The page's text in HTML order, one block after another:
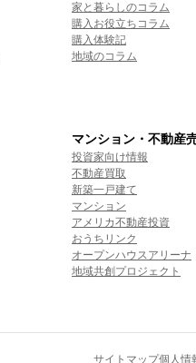
家と暮らしのコラム
購入お役立ちコラム
購入体験記
地域のコラム
マンション・不動産
投資家向け情報
不動産買取
新築一戸建て
マンション
アメリカ不動産投資
おうちリンク
オープンハウスアリーナ
地域共創プロジェクト
サイトマップ個人情